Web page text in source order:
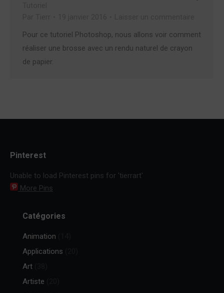
Pour ce tutoriel Photoshop, nous allons voir comment
réaliser une brosse avec un rendu naturel de crayon
de papier.
Pinterest
Unable to load Pinterest pins for 'tierrart'
More Pins
Catégories
Animation
Applications
Art
Artiste